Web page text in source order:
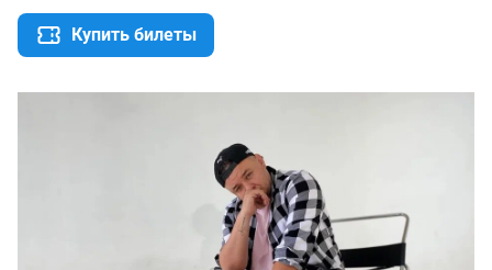
Купить билеты